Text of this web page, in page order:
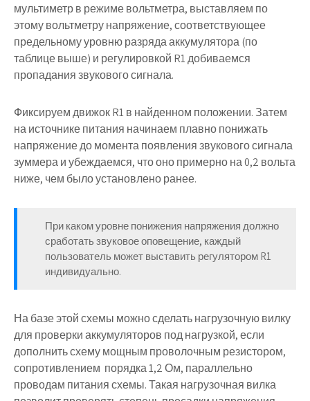
мультиметр в режиме вольтметра, выставляем по
этому вольтметру напряжение, соответствующее
предельному уровню разряда аккумулятора (по
таблице выше) и регулировкой R1добиваемся
пропадания звукового сигнала.
Фиксируем движокR1в найденном положении. Затем
на источнике питания начинаем плавно понижать
напряжение до момента появления звукового сигнала
зуммера и убеждаемся, что оно примерно на 0,2 вольта
ниже, чем было установлено ранее.
При каком уровне понижения напряжения должно
сработать звуковое оповещение, каждый
пользователь может выставить регулятором R1
индивидуально.
На базе этой схемы можно сделать нагрузочную вилку
для проверки аккумуляторов под нагрузкой, если
дополнить схему мощным проволочным резистором,
сопротивлением порядка 1,2 Ом, параллельно
проводам питания схемы. Такая нагрузочная вилка